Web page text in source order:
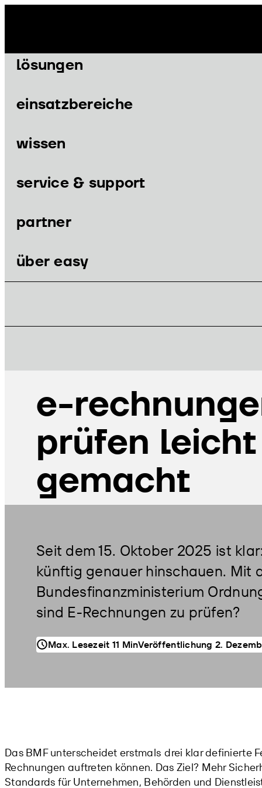
Menü
lösungen
einsatzbereiche
wissen
service & support
partner
über easy
e-
prüfen leicht
gemacht
Seit dem 15. Oktober 2025 ist
künftig genauer hinschauen. Mit
Bundesfinanzministerium
sind E-Rechnungen zu prüfen?
Max. Lesezeit 11 MinVeröffentlichung 2.
Das BMF unterscheidet erstmals drei klar definierte
Rechnungen auftreten können. Das Ziel? Mehr
Standards für Unternehmen, Behörden und